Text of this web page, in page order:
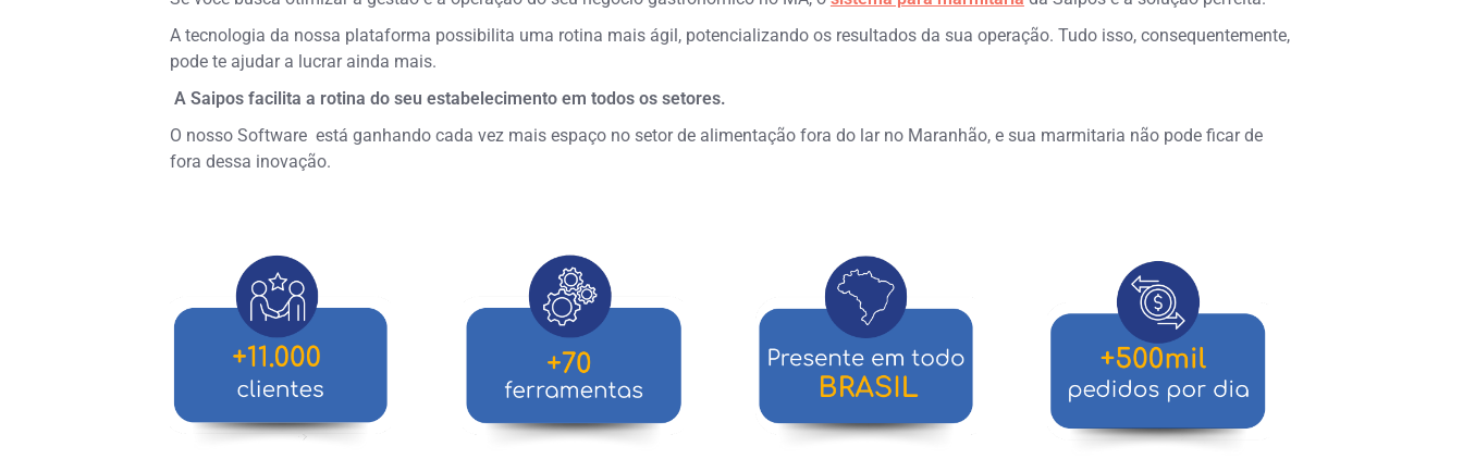
A tecnologia da nossa plataforma possibilita uma rotina mais ágil, potencializando os resultados da sua operação. Tudo isso, consequentemente,
pode te ajudar a lucrar ainda mais.
A Saipos facilita a rotina do seu estabelecimento em todos os setores.
O nosso Software está ganhando cada vez mais espaço no setor de alimentação fora do lar no Maranhão, e sua marmitaria não pode ficar de
fora dessa inovação.